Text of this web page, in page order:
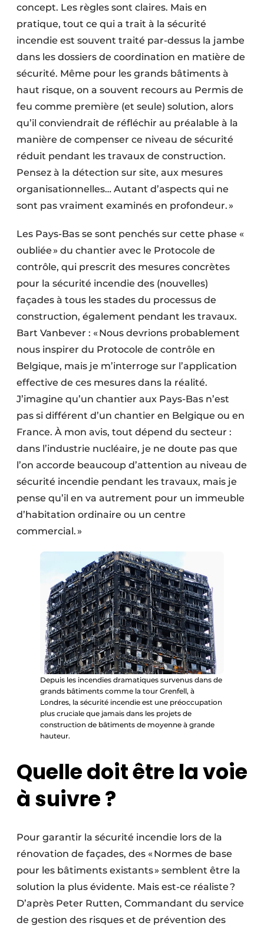
concept. Les règles sont claires. Mais en
pratique, tout ce qui a trait à la sécurité
incendie est souvent traité par-dessus la jambe
dans les dossiers de coordination en matière de
sécurité. Même pour les grands bâtiments à
haut risque, on a souvent recours au Permis de
feu comme première (et seule) solution, alors
qu’il conviendrait de réfléchir au préalable à la
manière de compenser ce niveau de sécurité
réduit pendant les travaux de construction.
Pensez à la détection sur site, aux mesures
organisationnelles… Autant d’aspects qui ne
sont pas vraiment examinés en profondeur. »
Les Pays-Bas se sont penchés sur cette phase «
oubliée » du chantier avec le Protocole de
contrôle, qui prescrit des mesures concrètes
pour la sécurité incendie des (nouvelles)
façades à tous les stades du processus de
construction, également pendant les travaux.
Bart Vanbever : « Nous devrions probablement
nous inspirer du Protocole de contrôle en
Belgique, mais je m’interroge sur l’application
effective de ces mesures dans la réalité.
J’imagine qu’un chantier aux Pays-Bas n’est
pas si différent d’un chantier en Belgique ou en
France. À mon avis, tout dépend du secteur :
dans l’industrie nucléaire, je ne doute pas que
l’on accorde beaucoup d’attention au niveau de
sécurité incendie pendant les travaux, mais je
pense qu’il en va autrement pour un immeuble
d’habitation ordinaire ou un centre
commercial. »
Depuis les incendies dramatiques survenus dans de
grands bâtiments comme la tour Grenfell, à
Londres, la sécurité incendie est une préoccupation
plus cruciale que jamais dans les projets de
construction de bâtiments de moyenne à grande
hauteur.
Quelle doit être la voie
à suivre ?
Pour garantir la sécurité incendie lors de la
rénovation de façades, des « Normes de base
pour les bâtiments existants » semblent être la
solution la plus évidente. Mais est-ce réaliste ?
D’après Peter Rutten, Commandant du service
de gestion des risques et de prévention des